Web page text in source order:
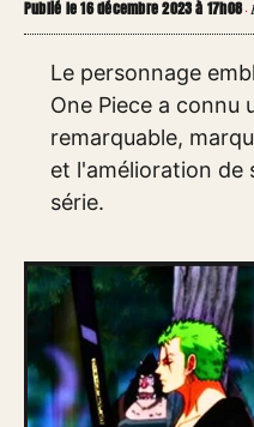
Publié le 16 décembre 2023 à 17h08·
Le personnage
One Piece a connu
remarquable,
et l'amélioration de
série.